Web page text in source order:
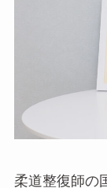
柔道整復師の